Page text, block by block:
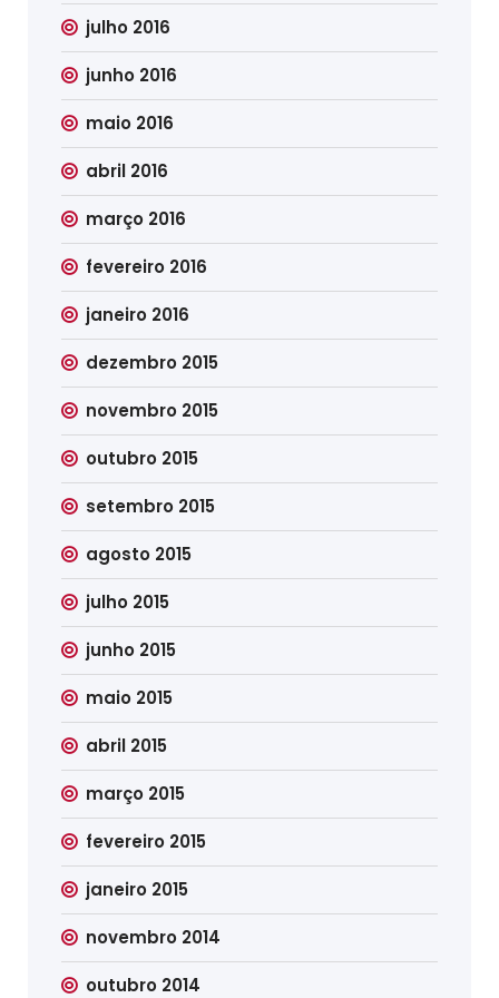
julho 2016
junho 2016
maio 2016
abril 2016
março 2016
fevereiro 2016
janeiro 2016
dezembro 2015
novembro 2015
outubro 2015
setembro 2015
agosto 2015
julho 2015
junho 2015
maio 2015
abril 2015
março 2015
fevereiro 2015
janeiro 2015
novembro 2014
outubro 2014